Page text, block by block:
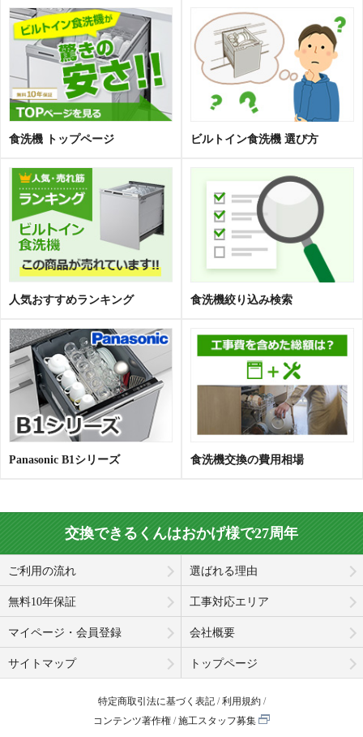
食洗機 トップページ ビルトイン食洗機 選び方
人気おすすめランキング 食洗機絞り込み検索
Panasonic B1シリーズ 食洗機交換の費用相場
交換できるくんはおかげ様で27周年
ご利用の流れ 選ばれる理由
無料10年保証 工事対応エリア
マイページ・会員登録 会社概要
サイトマップ トップページ
特定商取引法に基づく表記
利用規約
コンテンツ著作権
施工スタッフ募集